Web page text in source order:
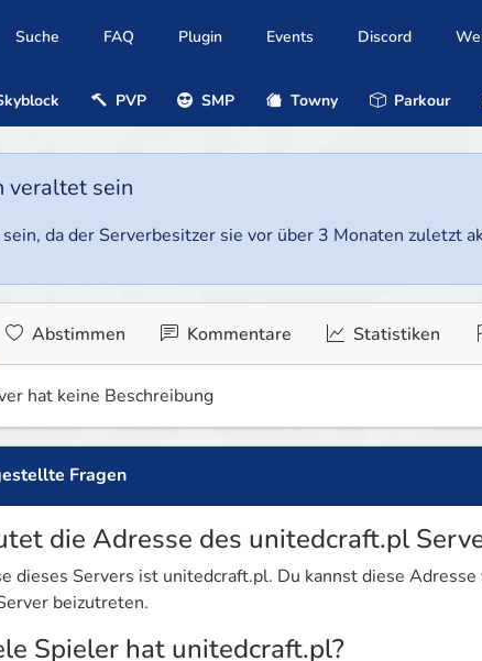
Suche FAQ Plugin Events Discord
PVP SMP Towny Parkour
veraltet sein
da der Serverbesitzer sie vor über 3 Monaten zuletzt
Abstimmen Kommentare Statistiken
hat keine Beschreibung
Fragen
die Adresse des unitedcraft.pl
dieses Servers ist unitedcraft.pl. Du kannst diese
beizutreten.
Spieler hat unitedcraft.pl?